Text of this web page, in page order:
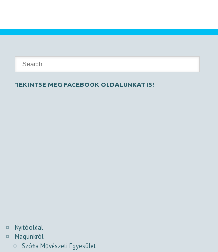
TEKINTSE MEG FACEBOOK OLDALUNKAT IS!
Nyitóoldal
Magunkról
Szófia Művészeti Egyesület